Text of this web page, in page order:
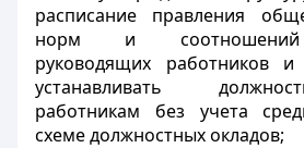
расписание правления
норм и соотношений
руководящих работников и
устанавливать
работникам без учета
схеме должностных окладов;